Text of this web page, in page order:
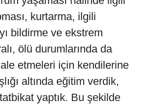
kurtarma, ilgili
bildirme ve ekstrem
ölü durumlarında da
etmeleri için kendilerine
altında eğitim verdik,
yaptık. Bu şekilde